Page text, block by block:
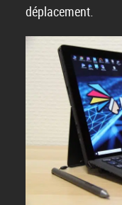
déplacement.